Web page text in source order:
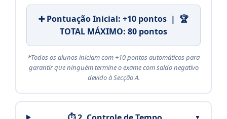
➕ Pontuação Inicial: +10 pontos | 🏆
TOTAL MÁXIMO: 80 pontos
*Todos os alunos iniciam com +10 pontos automáticos para
garantir que ninguém termine o exame com saldo negativo
devido à Secção A.